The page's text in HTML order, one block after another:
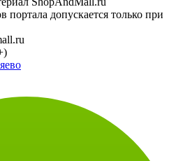
ShopAndMall.ru
портала допускается только при